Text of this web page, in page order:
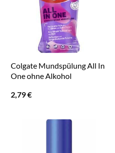
Colgate Mundspülung All In
One ohne Alkohol
2,79€